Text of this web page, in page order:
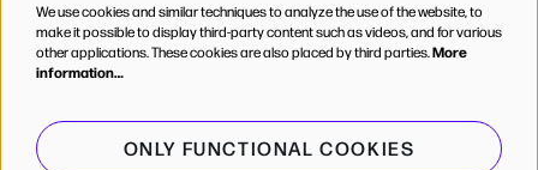
We use cookies and similar techniques to analyze the use of the website, to
make it possible to display third-party content such as videos, and for various
other applications. These cookies are also placed by third parties.More
information…
ONLY FUNCTIONAL COOKIES